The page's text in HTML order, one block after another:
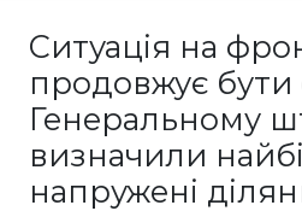
Ситуація на
продовжує
Генеральному
визначили
напружені